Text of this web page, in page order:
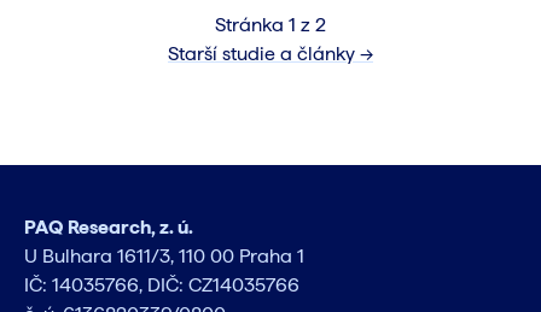
Stránka 1 z 2
Starší studie a články →
PAQ Research, z. ú.
U Bulhara 1611/3, 110 00 Praha 1
IČ: 14035766, DIČ: CZ14035766